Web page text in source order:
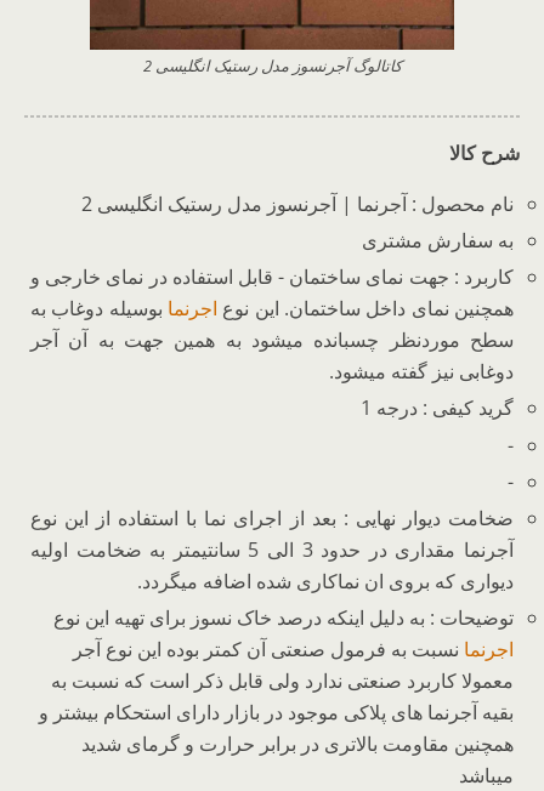
کاتالوگ آجرنسوز مدل رستیک انگلیسی 2
شرح کالا
نام محصول : آجرنما | آجرنسوز مدل رستیک انگلیسی 2
به سفارش مشتری
کاربرد : جهت نمای ساختمان - قابل استفاده در نمای خارجی و
همچنین نمای داخل ساختمان. این نوع اجرنما بوسیله دوغاب به
سطح موردنظر چسبانده میشود به همین جهت به آن آجر
دوغابی نیز گفته میشود.
گرید کیفی : درجه 1
-
-
ضخامت دیوار نهایی : بعد از اجرای نما با استفاده از این نوع
آجرنما مقداری در حدود 3 الی 5 سانتیمتر به ضخامت اولیه
دیواری که بروی ان نماکاری شده اضافه میگردد.
توضیحات : به دلیل اینکه درصد خاک نسوز برای تهیه این نوع
اجرنما نسبت به فرمول صنعتی آن کمتر بوده این نوع آجر
معمولا کاربرد صنعتی ندارد ولی قابل ذکر است که نسبت به
بقیه آجرنما های پلاکی موجود در بازار دارای استحکام بیشتر و
همچنین مقاومت بالاتری در برابر حرارت و گرمای شدید
میباشد